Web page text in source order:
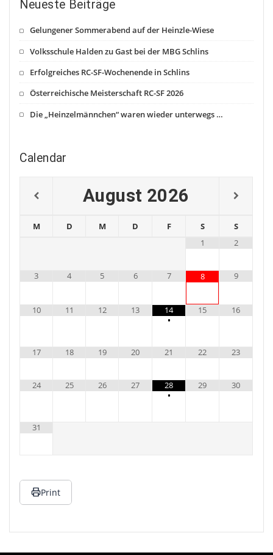
Neueste Beiträge
Gelungener Sommerabend auf der Heinzle-Wiese
Volksschule Halden zu Gast bei der MBG Schlins
Erfolgreiches RC-SF-Wochenende in Schlins
Österreichische Meisterschaft RC-SF 2026
Die „Heinzelmännchen“ waren wieder unterwegs …
Calendar
August 2026
M D M D F S
S
1
2
3 4 5 6 7 8 9
10 11 12 13
14
•
15 16
17 18 19 20 21 22 23
24 25 26 27
28
•
29 30
31
Print